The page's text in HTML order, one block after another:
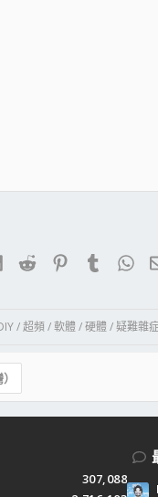
LinkedIn
RedditPinterest
/ 超頻 / 軟體 / 硬體 / 疑難雜
307,088